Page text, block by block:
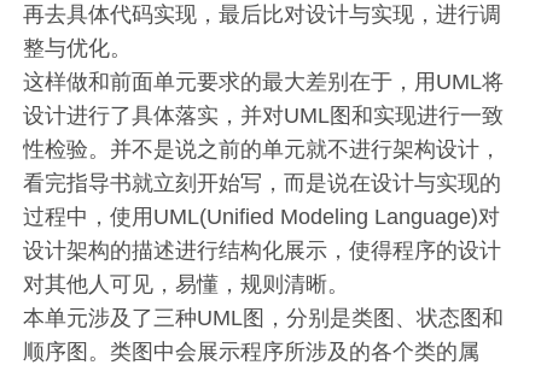
再去具体代码实现，最后比对设计与实现，进行调
整与优化。
这样做和前面单元要求的最大差别在于，用UML将
设计进行了具体落实，并对UML图和实现进行一致
性检验。并不是说之前的单元就不进行架构设计，
看完指导书就立刻开始写，而是说在设计与实现的
过程中，使用UML(Unified Modeling Language)对
设计架构的描述进行结构化展示，使得程序的设计
对其他人可见，易懂，规则清晰。
本单元涉及了三种UML图，分别是类图、状态图和
顺序图。类图中会展示程序所涉及的各个类的属